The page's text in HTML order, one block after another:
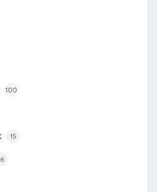
100
15
6